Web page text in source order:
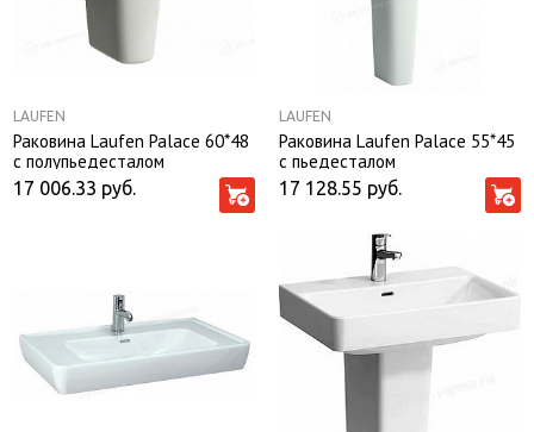
LAUFEN
Раковина Laufen Palace 60*48
с полупьедесталом
17 006.33 руб.
LAUFEN
Раковина Laufen Palace 55*45
с пьедесталом
17 128.55 руб.